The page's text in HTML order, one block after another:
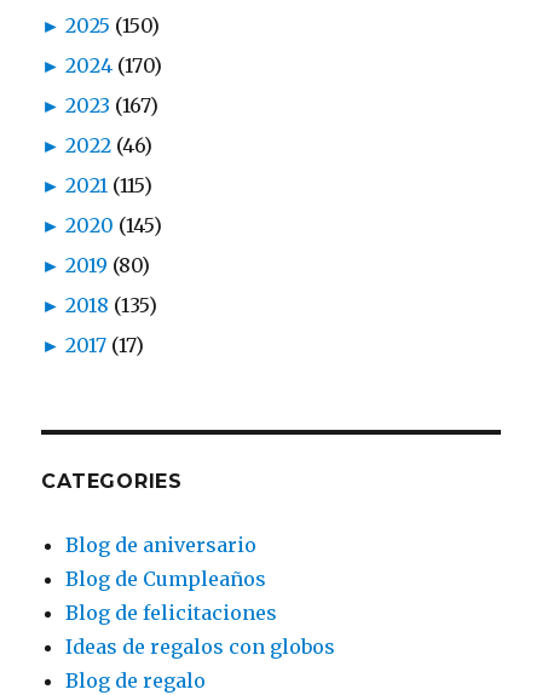
► 2025 (150)
► 2024 (170)
► 2023 (167)
► 2022 (46)
► 2021 (115)
► 2020 (145)
► 2019 (80)
► 2018 (135)
► 2017 (17)
CATEGORIES
Blog de aniversario
Blog de Cumpleaños
Blog de felicitaciones
Ideas de regalos con globos
Blog de regalo